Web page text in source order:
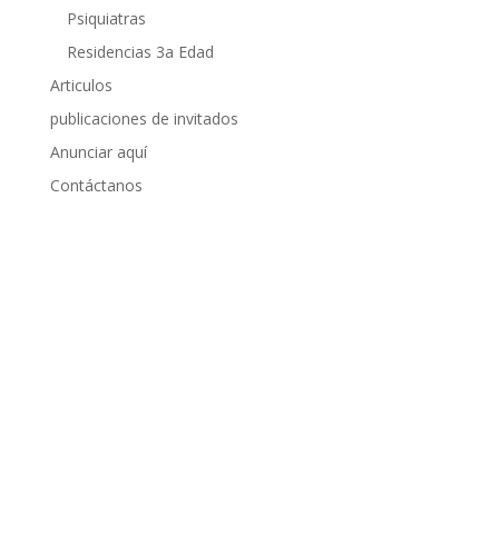
Psiquiatras
Residencias 3a Edad
Articulos
publicaciones de invitados
Anunciar aquí
Contáctanos